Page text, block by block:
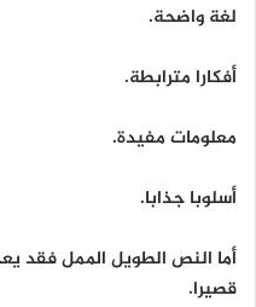
لغة واضحة.
أفكارا مترابطة.
معلومات مفيدة.
أسلوبا جذابا.
أما النص الطويل الممل فقد
قصيرا.